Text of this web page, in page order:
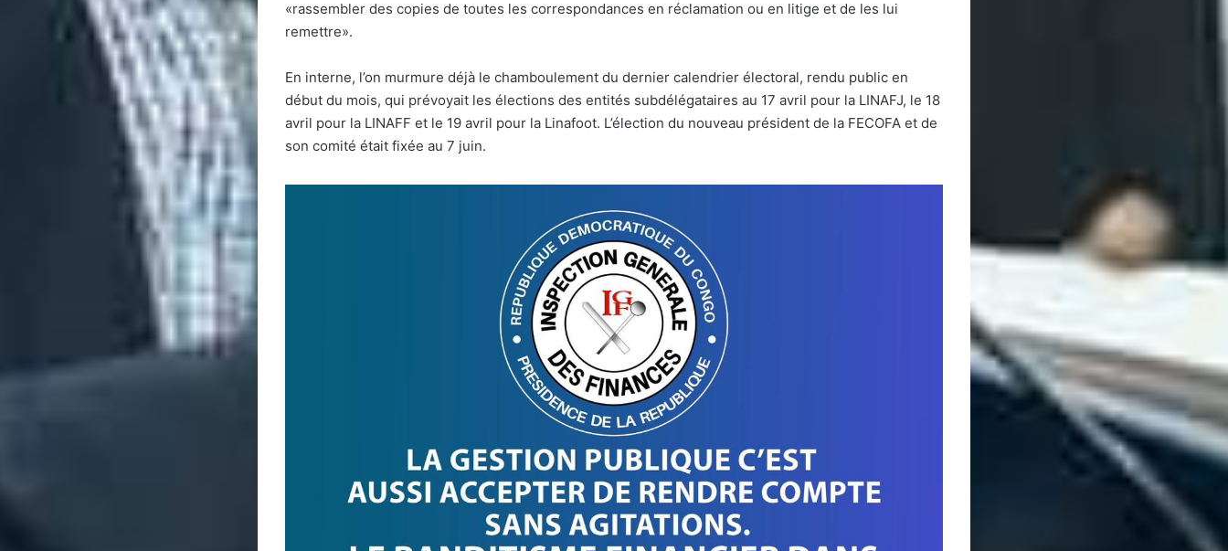
«rassembler des copies de toutes les correspondances en réclamation ou en litige et de les lui
remettre».
En interne, l’on murmure déjà le chamboulement du dernier calendrier électoral, rendu public en
début du mois, qui prévoyait les élections des entités subdélégataires au 17 avril pour la LINAFJ, le 18
avril pour la LINAFF et le 19 avril pour la Linafoot. L’élection du nouveau président de la FECOFA et de
son comité était fixée au 7 juin.